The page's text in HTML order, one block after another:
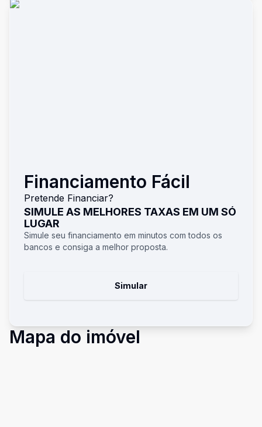
Financiamento Fácil
Pretende Financiar?
SIMULE AS MELHORES TAXAS EM UM SÓ
LUGAR
Simule seu financiamento em minutos com todos os
bancos e consiga a melhor proposta.
Simular
Mapa do imóvel